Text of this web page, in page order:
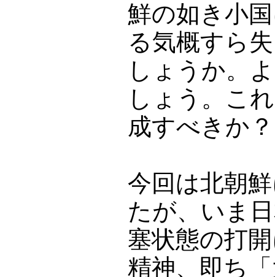
鮮の如き小
る気概すら
しょうか。
しょう。こ
成すべきか
今回は北朝
たが、いま
塞状態の打
精神、即ち